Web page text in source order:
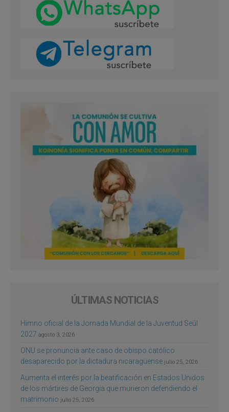
ÚLTIMAS NOTICIAS
Himno oficial de la Jornada Mundial de la Juventud Seúl
2027 agosto 3, 2026
ONU se pronuncia ante caso de obispo católico
desaparecido por la dictadura nicaragüense julio 25, 2026
Aumenta el interés por la beatificación en Estados Unidos
de los mártires de Georgia que murieron defendiendo el
matrimonio julio 25, 2026